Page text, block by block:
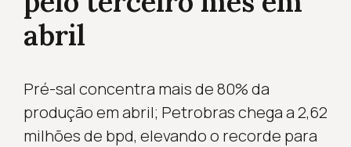
abril
Pré-sal concentra mais de 80% da
produção em abril; Petrobras chega a 2,62
milhões de bpd, elevando o recorde para